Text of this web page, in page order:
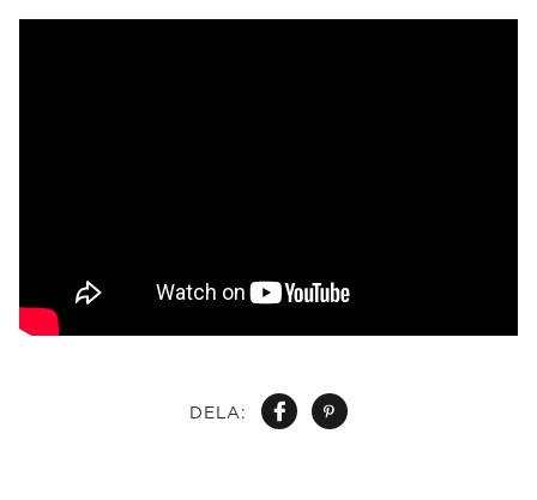
DELA: